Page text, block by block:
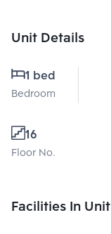
Unit Details
1 bed
Bedroom
16
Floor No.
Facilities In Unit